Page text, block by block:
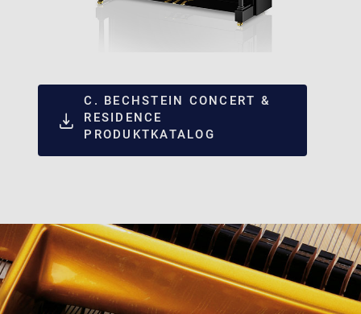
C. BECHSTEIN CONCERT &
RESIDENCE
PRODUKTKATALOG